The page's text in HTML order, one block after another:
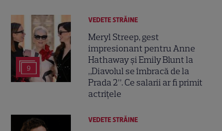
9
VEDETE STRĂINE
Meryl Streep, gest
impresionant pentru Anne
Hathaway și Emily Blunt la
„Diavolul se îmbracă de la
Prada 2”. Ce salarii ar fi primit
actrițele
VEDETE STRĂINE